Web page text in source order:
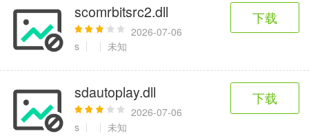
scomrbitsrc2.dll
2026-07-06
s
未知
下载
sdautoplay.dll
2026-07-06
s
未知
下载